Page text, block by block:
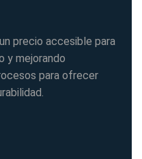
precio accesible para
y mejorando
para ofrecer